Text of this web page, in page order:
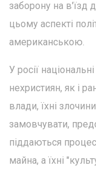
заборону на в'їзд
цьому аспекті
американською.
У росії
нехристиян, як і
влади, їхні
замовчувати,
піддаються
майна, а їхні